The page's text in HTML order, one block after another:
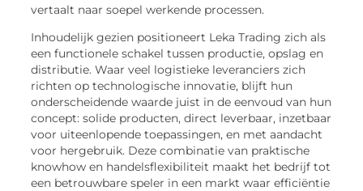
vertaalt naar soepel werkende processen.
Inhoudelijk gezien positioneert Leka Trading zich als
een functionele schakel tussen productie, opslag en
distributie. Waar veel logistieke leveranciers zich
richten op technologische innovatie, blijft hun
onderscheidende waarde juist in de eenvoud van hun
concept: solide producten, direct leverbaar, inzetbaar
voor uiteenlopende toepassingen, en met aandacht
voor hergebruik. Deze combinatie van praktische
knowhow en handelsflexibiliteit maakt het bedrijf tot
een betrouwbare speler in een markt waar efficiëntie